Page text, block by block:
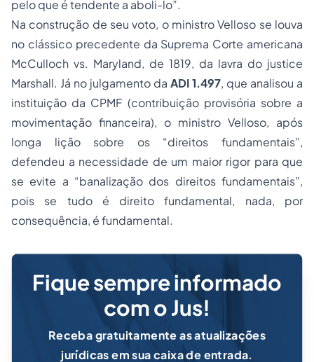
pelo que é tendente a aboli-lo”.
Na construção de seu voto, o ministro Velloso se louva
no clássico precedente da Suprema Corte americana
McCulloch vs. Maryland, de 1819, da lavra do justice
Marshall. Já no julgamento da ADI 1.497, que analisou a
instituição da CPMF (contribuição provisória sobre a
movimentação financeira), o ministro Velloso, após
longa lição sobre os “direitos fundamentais”,
defendeu a necessidade de um maior rigor para que
se evite a “banalização dos direitos fundamentais”,
pois se tudo é direito fundamental, nada, por
consequência, é fundamental.
Fique sempre informado
com o Jus!
Receba gratuitamente as atualizações
jurídicas em sua caixa de entrada.